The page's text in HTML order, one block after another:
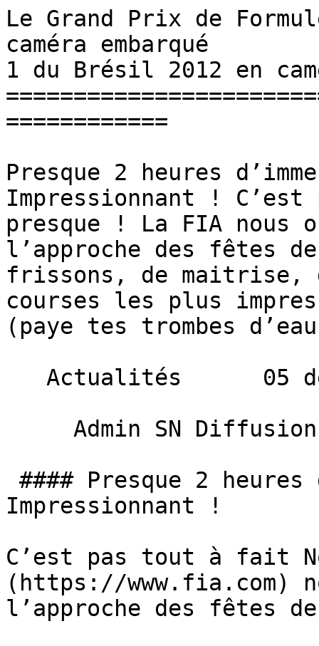
Le Grand Prix de
caméra embarqué
1 du Brésil 2012 en
============
Presque 2 heures
Impressionnant !
presque ! La FIA
l’approche des fêtes
frissons, de maitrise,
courses les plus
(paye tes trombes
Impressionnant !
C’est pas tout à fait
(https://www.fia.com)
l’approche des fêtes